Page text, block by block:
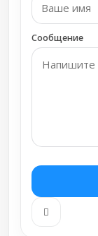
Сообщение